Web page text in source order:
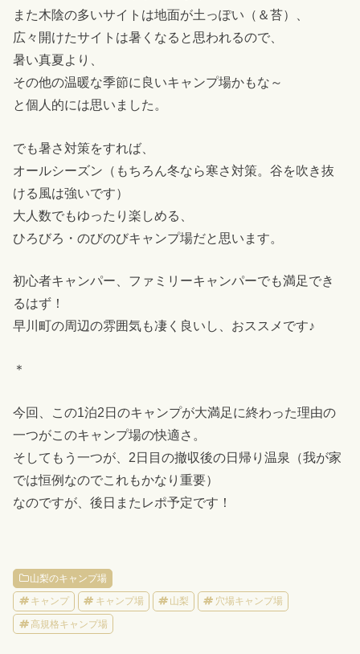
また木陰の多いサイトは地面が土っぽい（＆苔）、
広々開けたサイトは暑くなると思われるので、
暑い真夏より、
その他の温暖な季節に良いキャンプ場かもな～
と個人的には思いました。
でも暑さ対策をすれば、
オールシーズン（もちろん冬なら寒さ対策。谷を吹き抜
ける風は強いです）
大人数でもゆったり楽しめる、
ひろびろ・のびのびキャンプ場だと思います。
初心者キャンパー、ファミリーキャンパーでも満足でき
るはず！
早川町の周辺の雰囲気も凄く良いし、おススメです♪
＊
今回、この1泊2日のキャンプが大満足に終わった理由の
一つがこのキャンプ場の快適さ。
そしてもう一つが、2日目の撤収後の日帰り温泉（我が家
では恒例なのでこれもかなり重要）
なのですが、後日またレポ予定です！
山梨のキャンプ場
キャンプ キャンプ場 山梨 穴場キャンプ場
高規格キャンプ場